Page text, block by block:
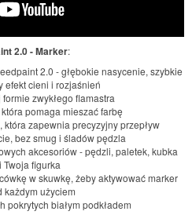
2.0 - Marker:
2.0 - głębokie nasycenie, szybkie
efekt cieni i rozjaśnień
zwykłego flamastra
pomaga mieszać farbę
zapewnia precyzyjny przepływ
bez smug i śladów pędzla
akcesoriów - pędzli, paletek, kubka
Twoja figurka
w skuwkę, żeby aktywować marker
każdym użyciem
białym podkładem